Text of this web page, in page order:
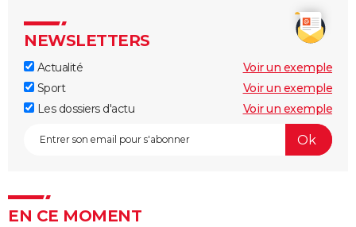
NEWSLETTERS
Actualité
Voir un exemple
Sport
Voir un exemple
Les dossiers d'actu
Voir un exemple
EN CE MOMENT